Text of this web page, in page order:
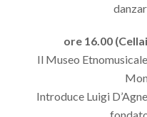
ore 16.00
Il Museo
Introduce Luigi